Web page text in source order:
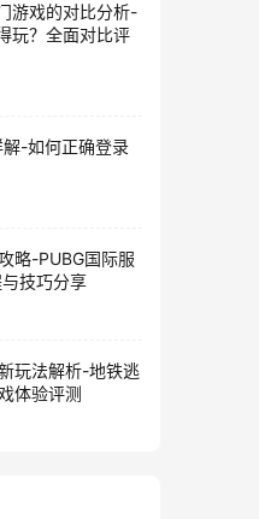
游戏的对比分析-
玩？全面对比评
-如何正确登录
略-PUBG国际服
技巧分享
玩法解析-地铁逃
体验评测